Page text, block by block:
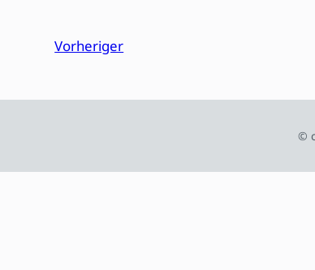
Vorheriger
©